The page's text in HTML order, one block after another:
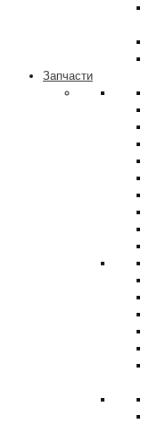
Запчасти